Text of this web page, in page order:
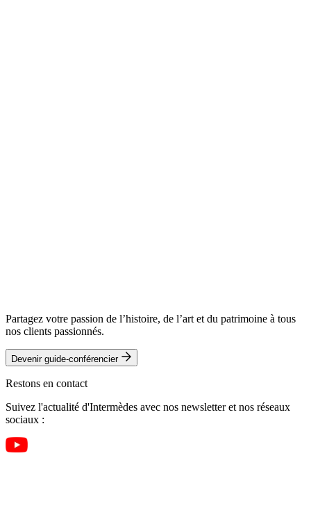
Partagez votre passion de l’histoire, de l’art et du patrimoine à tous
nos clients passionnés.
Devenir guide-conférencier
Restons en contact
Suivez l'actualité d'Intermèdes avec nos newsletter et nos réseaux
sociaux :